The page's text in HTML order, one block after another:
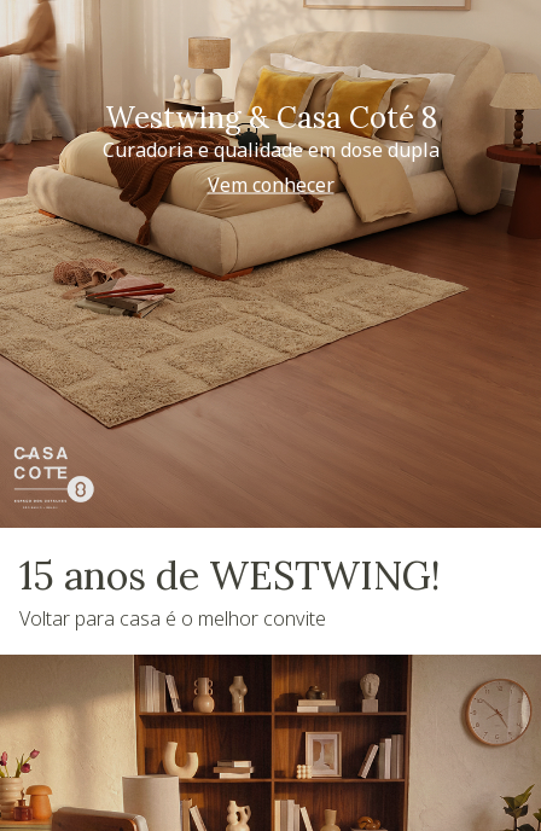
Westwing & Casa Coté 8
Curadoria e qualidade em dose dupla
Vem conhecer
15 anos de WESTWING!
Voltar para casa é o melhor convite